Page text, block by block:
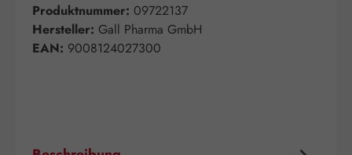
Produktnummer: 09722137
Hersteller: Gall Pharma GmbH
EAN: 9008124027300